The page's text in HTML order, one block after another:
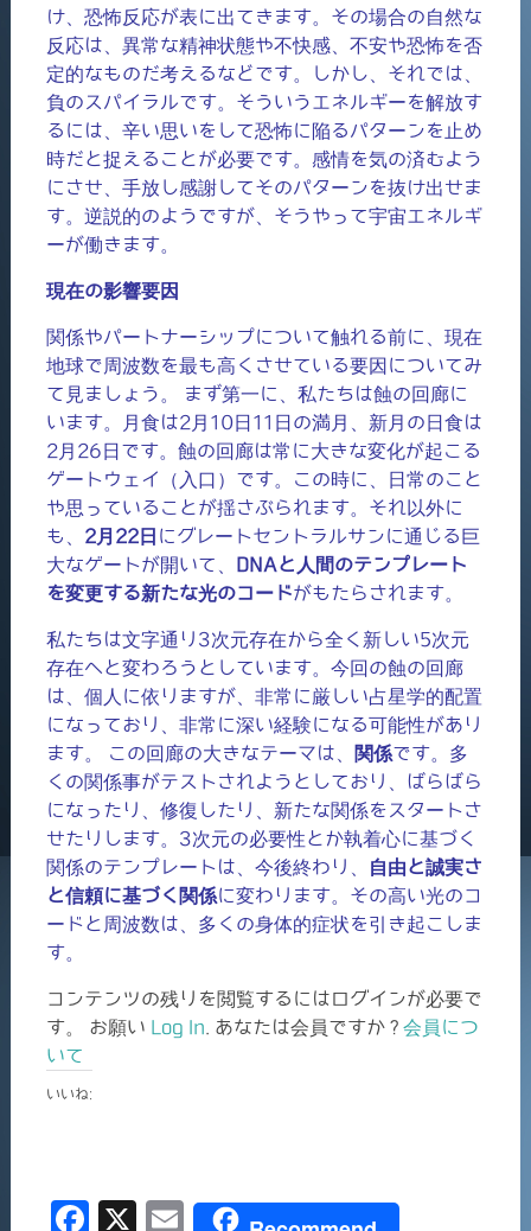
け、恐怖反応が表に出てきます。その場合の自然な
反応は、異常な精神状態や不快感、不安や恐怖を否
定的なものだ考えるなどです。しかし、それでは、
負のスパイラルです。そういうエネルギーを解放す
るには、辛い思いをして恐怖に陥るパターンを止め
時だと捉えることが必要です。感情を気の済むよう
にさせ、手放し感謝してそのパターンを抜け出せま
す。逆説的のようですが、そうやって宇宙エネルギ
ーが働きます。
現在の影響要因
関係やパートナーシップについて触れる前に、現在
地球で周波数を最も高くさせている要因についてみ
て見ましょう。 まず第一に、私たちは蝕の回廊に
います。月食は2月10日11日の満月、新月の日食は
2月26日です。蝕の回廊は常に大きな変化が起こる
ゲートウェイ（入口）です。この時に、日常のこと
や思っていることが揺さぶられます。それ以外に
も、 2月22日 にグレートセントラルサンに通じる巨
大なゲートが開いて、
DNAと人間のテンプレート
を変更する新たな光のコードがもたらされます。
私たちは文字通り3次元存在から全く新しい5次元
存在へと変わろうとしています。今回の蝕の回廊
は、個人に依りますが、非常に厳しい占星学的配置
になっており、非常に深い経験になる可能性があり
ます。 この回廊の大きなテーマは、
関係です。多
くの関係事がテストされようとしており、ばらばら
になったり、修復したり、新たな関係をスタートさ
せたりします。3次元の必要性とか執着心に基づく
関係のテンプレートは、今後終わり、
自由と誠実さ
と信頼に基づく関係に変わります。その高い光のコ
ードと周波数は、多くの身体的症状を引き起こしま
す。
コンテンツの残りを閲覧するにはログインが必要で
す。 お願い Log In . あなたは会員ですか ? 会員につ
いて
いいね:
F X E